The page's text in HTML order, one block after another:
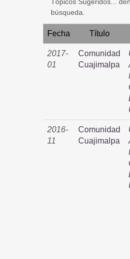
búsqueda.
Fecha Título
2017-
01
Comunidad
Cuajimalpa
2016-
11
Comunidad
Cuajimalpa